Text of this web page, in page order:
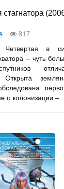
стагнатора
817
Четвертая в
– чуть
Открыта
о колонизации –...